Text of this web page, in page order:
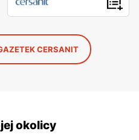
CERSANIT
okolicy